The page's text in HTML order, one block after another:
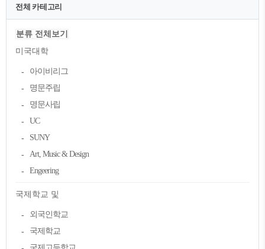
전체 카테고리
분류 전체보기
미국대학
아이비리그
명문주립
명문사립
UC
SUNY
Art, Music & Design
Engeering
국제학교 및
외국인학교
국제학교